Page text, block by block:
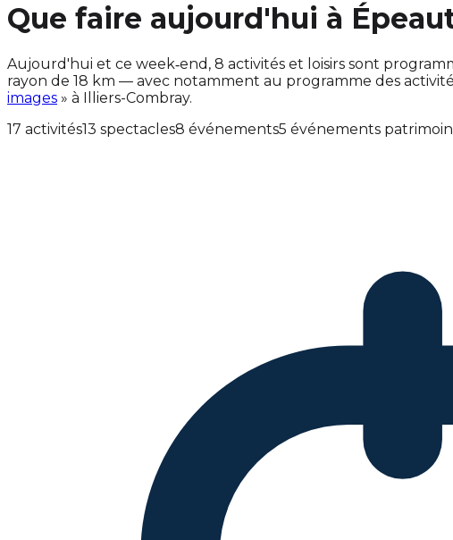
Que faire aujourd'hui à
Aujourd'hui et ce week‑end, 8 activités et loisirs sont
rayon de 18 km — avec notamment au programme des
images » à Illiers-Combray.
17 activités13 spectacles8 événements5 événements